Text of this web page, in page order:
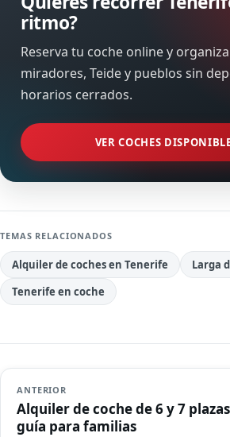
ritmo?
Reserva tu coche online y
miradores, Teide y pueblos sin
horarios cerrados.
VER COCHES
TEMAS RELACIONADOS
Alquiler de coches en Tenerife
Larga
Tenerife en coche
ANTERIOR
Alquiler de coche de 6 y 7
guía para familias